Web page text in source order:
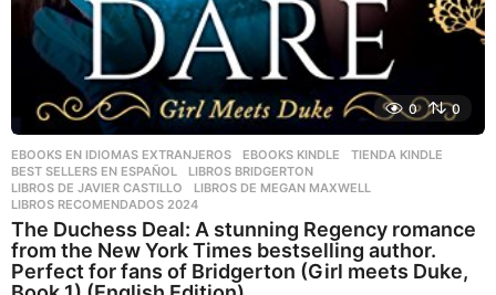
0 0
EBOOKS EN IDIOMAS EXTRANJEROS ,EBOOKS KINDLE ,TIENDA KINDLE
BEST SELLERS EN ESPAÑOL
,LIBROS BRIDGERTON
LIBROS DE JAVIER CASTILLO
,LIBROS DE MEGAN MAXWELL
LIBROS RECOMENDADOS 2024
The Duchess Deal: A stunning Regency romance
from the New York Times bestselling author.
Perfect for fans of Bridgerton (Girl meets Duke,